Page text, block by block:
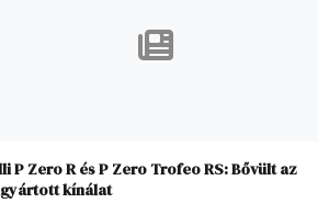
P Zero R és P Zero Trofeo RS: Bővült az
kínálat